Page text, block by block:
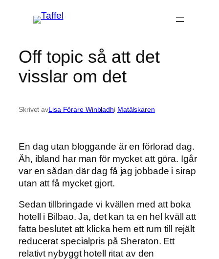
Off topic så att det
visslar om det
Skrivet avLisa Förare Winbladhi Matälskaren
En dag utan bloggande är en förlorad dag.
Äh, ibland har man för mycket att göra. Igår
var en sådan där dag få jag jobbade i sirap
utan att få mycket gjort.
Sedan tillbringade vi kvällen med att boka
hotell i Bilbao. Ja, det kan ta en hel kväll att
fatta beslutet att klicka hem ett rum till rejält
reducerat specialpris på Sheraton. Ett
relativt nybyggt hotell ritat av den